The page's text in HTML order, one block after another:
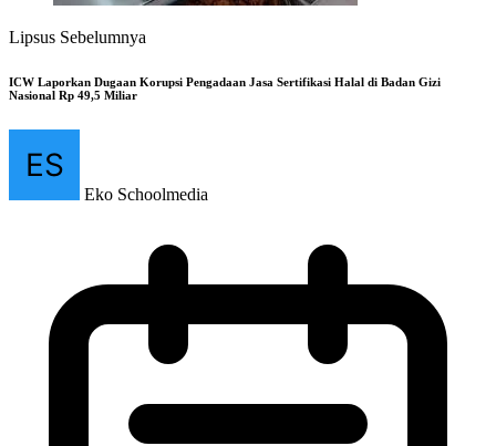
Lipsus Sebelumnya
ICW Laporkan Dugaan Korupsi Pengadaan Jasa Sertifikasi Halal di Badan Gizi
Nasional Rp 49,5 Miliar
Eko Schoolmedia